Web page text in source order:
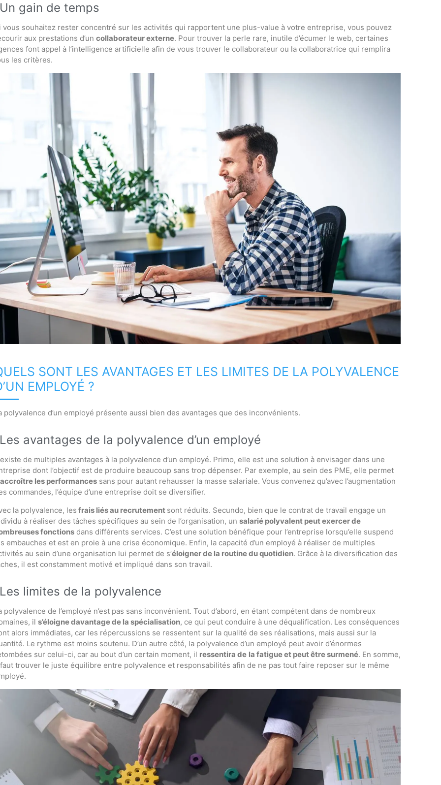
Un gain de temps
vous souhaitez rester concentré sur les activités qui rapportent une plus-value à votre entreprise, vous pouvez
aux prestations d’un collaborateur externe. Pour trouver la perle rare, inutile d’écumer le web, certaines
font appel à l’intelligence artificielle afin de vous trouver le collaborateur ou la collaboratrice qui remplira
les critères.
SONT LES AVANTAGES ET LES LIMITES DE LA POLYVALENCE
EMPLOYÉ ?
polyvalence d’un employé présente aussi bien des avantages que des inconvénients.
Les avantages de la polyvalence d’un employé
de multiples avantages à la polyvalence d’un employé. Primo, elle est une solution à envisager dans une
dont l’objectif est de produire beaucoup sans trop dépenser. Par exemple, au sein des PME, elle permet
accroître les performances sans pour autant rehausser la masse salariale. Vous convenez qu’avec l’augmentation
commandes, l’équipe d’une entreprise doit se diversifier.
la polyvalence, les frais liés au recrutement sont réduits. Secundo, bien que le contrat de travail engage un
à réaliser des tâches spécifiques au sein de l’organisation, un salarié polyvalent peut exercer de
fonctions dans différents services. C’est une solution bénéfique pour l’entreprise lorsqu’elle suspend
embauches et est en proie à une crise économique. Enfin, la capacité d’un employé à réaliser de multiples
au sein d’une organisation lui permet de s’éloigner de la routine du quotidien. Grâce à la diversification des
il est constamment motivé et impliqué dans son travail.
Les limites de la polyvalence
polyvalence de l’employé n’est pas sans inconvénient. Tout d’abord, en étant compétent dans de nombreux
il s’éloigne davantage de la spécialisation, ce qui peut conduire à une déqualification. Les conséquences
alors immédiates, car les répercussions se ressentent sur la qualité de ses réalisations, mais aussi sur la
Le rythme est moins soutenu. D’un autre côté, la polyvalence d’un employé peut avoir d’énormes
sur celui-ci, car au bout d’un certain moment, il ressentira de la fatigue et peut être surmené. En somme,
trouver le juste équilibre entre polyvalence et responsabilités afin de ne pas tout faire reposer sur le même